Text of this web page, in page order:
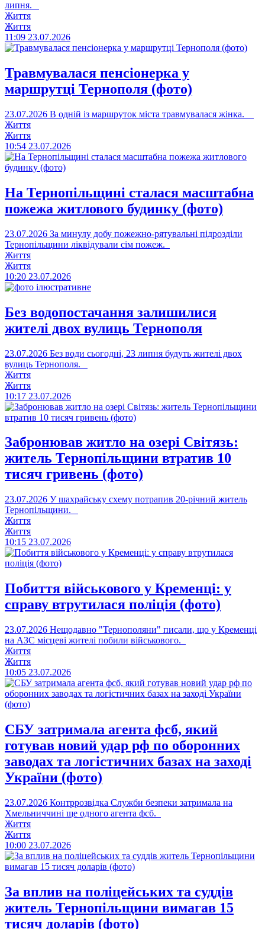
липня.
Життя
Життя
11:09 23.07.2026
Травмувалася пенсіонерка у
маршрутці Тернополя (фото)
23.07.2026 В одній із маршруток міста травмувалася жінка.
Життя
Життя
10:54 23.07.2026
На Тернопільщині сталася масштабна
пожежа житлового будинку (фото)
23.07.2026 За минулу добу пожежно-рятувальні підрозділи
Тернопільщини ліквідували сім пожеж.
Життя
Життя
10:20 23.07.2026
Без водопостачання залишилися
жителі двох вулиць Тернополя
23.07.2026 Без води сьогодні, 23 липня будуть жителі двох
вулиць Тернополя.
Життя
Життя
10:17 23.07.2026
Забронював житло на озері Світязь:
житель Тернопільщини втратив 10
тисяч гривень (фото)
23.07.2026 У шахрайську схему потрапив 20-річний житель
Тернопільщини.
Життя
Життя
10:15 23.07.2026
Побиття військового у Кременці: у
справу втрутилася поліція (фото)
23.07.2026 Нещодавно "Тернополяни" писали, що у Кременці
на АЗС місцеві жителі побили військового.
Життя
Життя
10:05 23.07.2026
СБУ затримала агента фсб, який
готував новий удар рф по оборонних
заводах та логістичних базах на заході
України (фото)
23.07.2026 Контррозвідка Служби безпеки затримала на
Хмельниччині ще одного агента фсб.
Життя
Життя
10:00 23.07.2026
За вплив на поліцейських та суддів
житель Тернопільщини вимагав 15
тисяч доларів (фото)